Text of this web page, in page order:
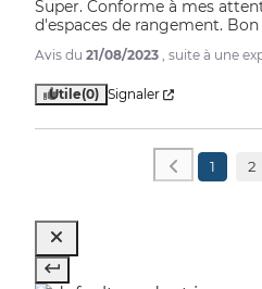
Super. Conforme à mes
d'espaces de rangement.
Avis du21/08/2023 , suite à une
Utile(0) Signaler
1 2